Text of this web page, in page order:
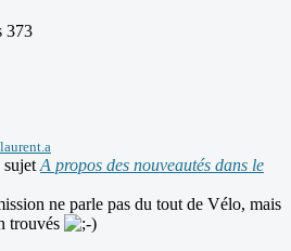
373
laurent.a
sujet A propos des nouveautés dans le
ne parle pas du tout de Vélo, mais
trouvés